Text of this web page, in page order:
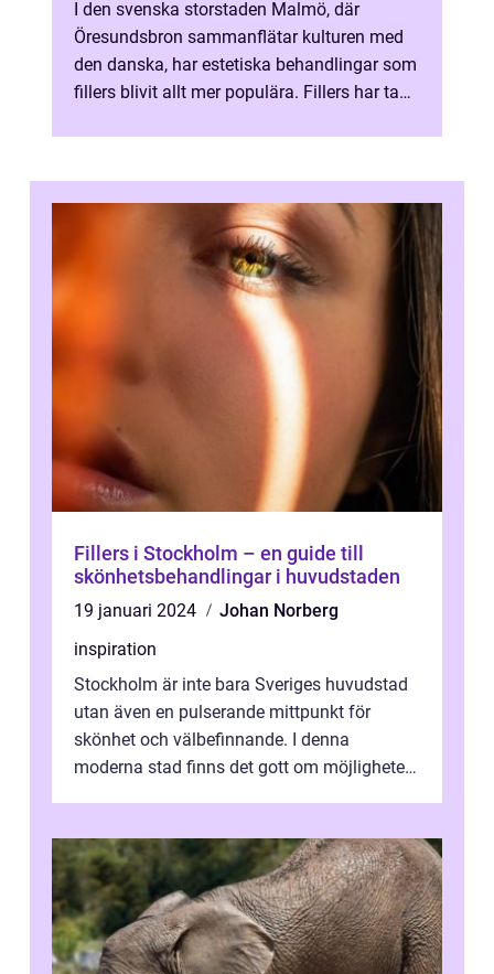
I den svenska storstaden Malmö, där
Öresundsbron sammanflätar kulturen med
den danska, har estetiska behandlingar som
fillers blivit allt mer populära. Fillers har tagit
Fillers i Stockholm – en guide till
skönhetsbehandlingar i huvudstaden
19 januari 2024
Johan Norberg
inspiration
Stockholm är inte bara Sveriges huvudstad
utan även en pulserande mittpunkt för
skönhet och välbefinnande. I denna
moderna stad finns det gott om möjligheter